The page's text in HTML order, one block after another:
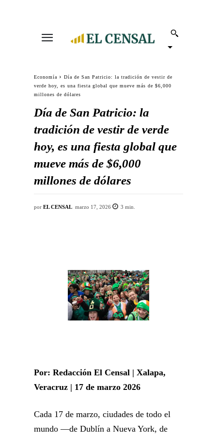
Economía
Día de San Patricio: la tradición de vestir de
verde hoy, es una fiesta global que mueve más de $6,000
millones de dólares
Día de San Patricio: la
tradición de vestir de verde
hoy, es una fiesta global que
mueve más de $6,000
millones de dólares
por EL CENSAL marzo 17, 2026 3 min.
Por: Redacción El Censal | Xalapa,
Veracruz | 17 de marzo 2026
Cada 17 de marzo, ciudades de todo el
mundo —de Dublín a Nueva York, de